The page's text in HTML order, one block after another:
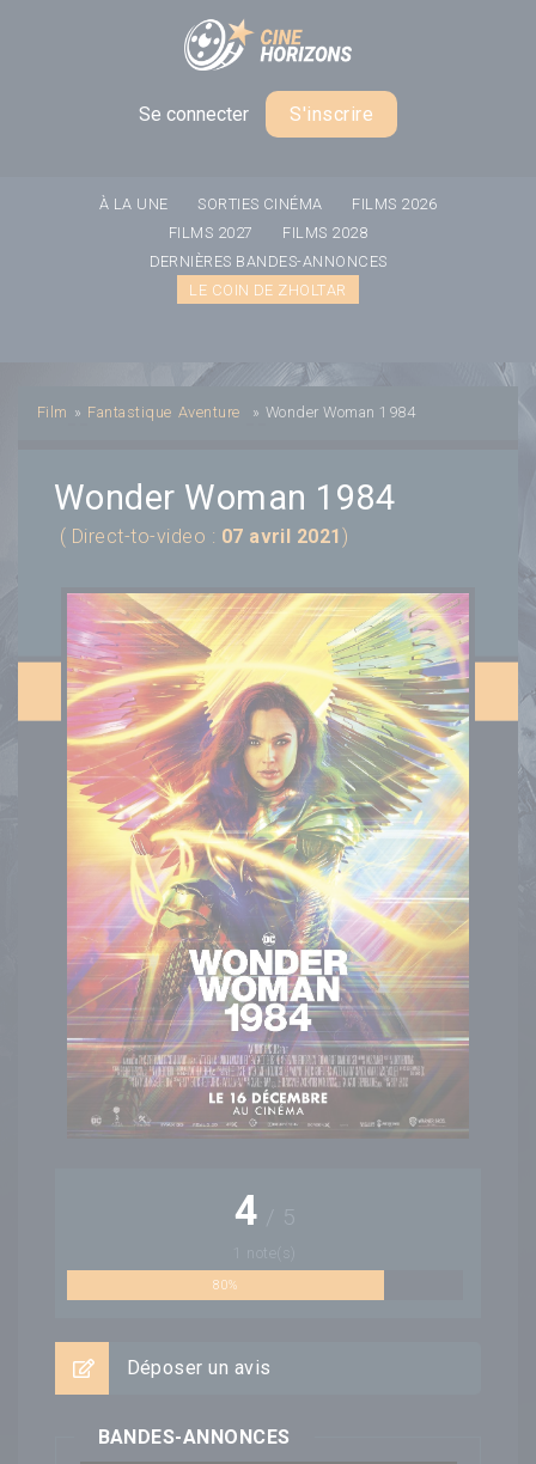
Se connecter S'inscrire
À LA UNE SORTIES CINÉMA
FILMS 2026
FILMS 2027
FILMS 2028
DERNIÈRES BANDES-ANNONCES
LE COIN DE ZHOLTAR
Film » Fantastique Aventure » Wonder Woman 1984
Wonder Woman 1984
( Direct-to-video : 07 avril 2021)
4 / 5
note(s)
80%
Déposer un avis
BANDES-ANNONCES
Panneau de gestion des cookies